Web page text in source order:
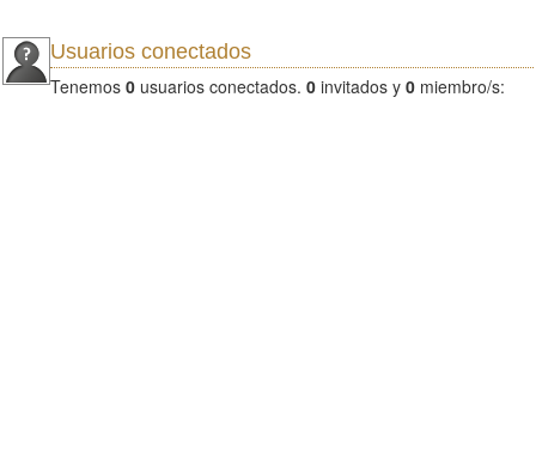
Usuarios conectados
Tenemos 0 usuarios conectados. 0 invitados y 0 miembro/s: